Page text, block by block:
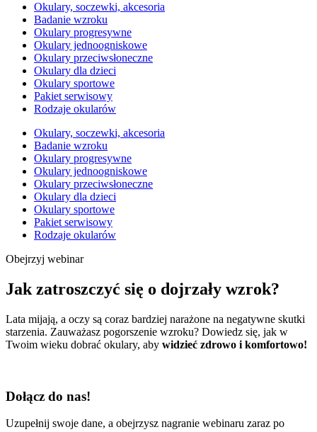
Okulary, soczewki, akcesoria
Badanie wzroku
Okulary progresywne
Okulary jednoogniskowe
Okulary przeciwsłoneczne
Okulary dla dzieci
Okulary sportowe
Pakiet serwisowy
Rodzaje okularów
Okulary, soczewki, akcesoria
Badanie wzroku
Okulary progresywne
Okulary jednoogniskowe
Okulary przeciwsłoneczne
Okulary dla dzieci
Okulary sportowe
Pakiet serwisowy
Rodzaje okularów
Obejrzyj webinar
Jak zatroszczyć się o dojrzały wzrok?
Lata mijają, a oczy są coraz bardziej narażone na negatywne skutki
starzenia. Zauważasz pogorszenie wzroku? Dowiedz się, jak w
Twoim wieku dobrać okulary, aby widzieć zdrowo i komfortowo!
Dołącz do nas!
Uzupełnij swoje dane, a obejrzysz nagranie webinaru zaraz po